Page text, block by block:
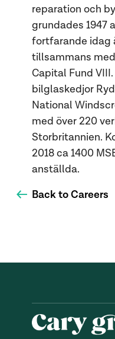
reparation och
grundades 1947
fortfarande idag
tillsammans
Capital Fund
bilglaskedjor
National
med över 220
Storbritannien.
2018 ca 1400
anställda.
Back to Careers